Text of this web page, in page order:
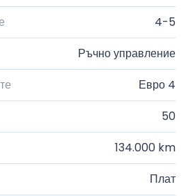
4-5
Ръчно управление
Евро 4
50
134.000 km
Плат